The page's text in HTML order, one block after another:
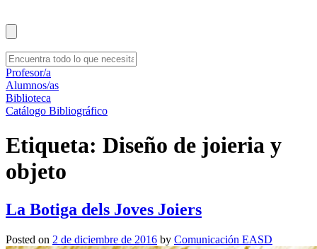
Profesor/a
Alumnos/as
Biblioteca
Catálogo Bibliográfico
Etiqueta: Diseño de joieria y
objeto
La Botiga dels Joves Joiers
Posted on 2 de diciembre de 2016 by Comunicación EASD